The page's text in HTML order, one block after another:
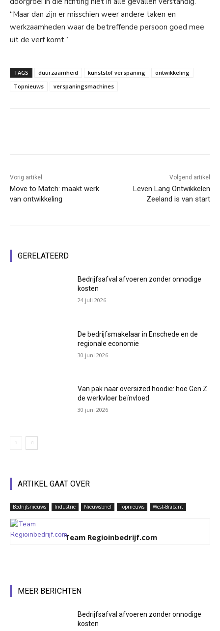
“Maar dan zijn er misschien weer andere taken en
werkzaamheden waar de betreffende persoon goed mee
uit de verf komt.”
TAGS duurzaamheid kunststof verspaning
ontwikkeling
Topnieuws
verspaningsmachines
Vorig artikel
Move to Match: maakt werk
van ontwikkeling
Volgend artikel
Leven Lang Ontwikkelen
Zeeland is van start
GERELATEERD
Bedrijfsafval afvoeren zonder onnodige
kosten
24 juli 2026
De bedrijfsmakelaar in Enschede en de
regionale economie
30 juni 2026
Van pak naar oversized hoodie: hoe Gen Z
de werkvloer beïnvloed
30 juni 2026
ARTIKEL GAAT OVER
Bedrijfsnieuws Industrie Nieuwsbrief Topnieuws West-Brabant
Team Regioinbedrijf.com
MEER BERICHTEN
Bedrijfsafval afvoeren zonder onnodige
kosten